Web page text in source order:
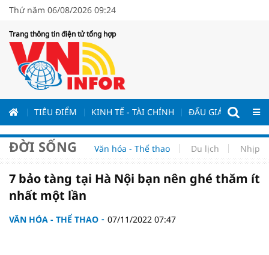
Thứ năm 06/08/2026 09:24
Trang thông tin điện tử tổng hợp
TIÊU ĐIỂM KINH TẾ - TÀI CHÍNH ĐẤU GIÁ - ĐẤU
ĐỜI SỐNG Văn hóa - Thể thao Du lịch Nhịp
7 bảo tàng tại Hà Nội bạn nên ghé thăm ít
nhất một lần
VĂN HÓA - THỂ THAO 07/11/2022 07:47